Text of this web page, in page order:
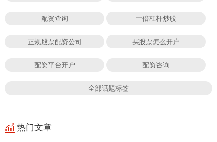
配资查询 十倍杠杆炒股
正规股票配资公司 买股票怎么开户
配资平台开户 配资咨询
全部话题标签
热门文章